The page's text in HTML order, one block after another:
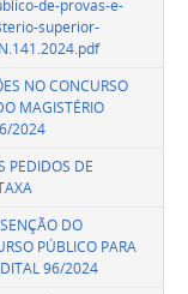
de-provas-e-
superior-
NO CONCURSO
MAGISTÉRIO
2024
PEDIDOS DE
DO
PÚBLICO PARA
96/2024